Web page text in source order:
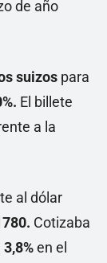
de año
suizos para
El billete
a la
al dólar
Cotizaba
3,8%en el